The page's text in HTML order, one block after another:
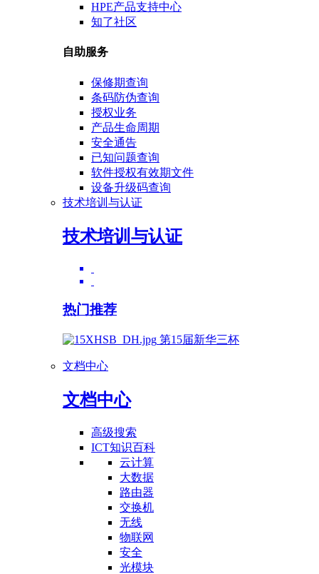
HPE产品支持中心
知了社区
自助服务
保修期查询
条码防伪查询
授权业务
产品生命周期
安全通告
已知问题查询
软件授权有效期文件
设备升级码查询
技术培训与认证
技术培训与认证
热门推荐
第15届新华三杯
文档中心
文档中心
高级搜索
ICT知识百科
云计算
大数据
路由器
交换机
无线
物联网
安全
光模块